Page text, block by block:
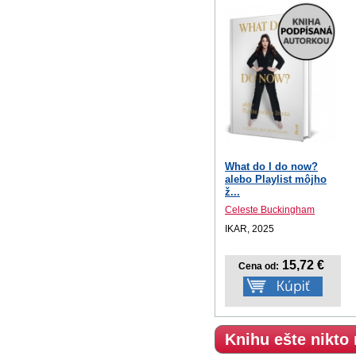
What do I do now?
alebo Playlist môjho
ž...
Celeste Buckingham
IKAR, 2025
Cena od: 15,72 €
Knihu ešte nikto